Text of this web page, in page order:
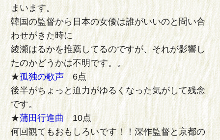
まいます。
韓国の監督から日本の女優は誰がいいのと問い合
わせがきた時に
綾瀬はるかを推薦してるのですが、それが影響し
たのかどうかは不明です。。
★孤独の歌声6点
後半がちょっと迫力がゆるくなった気がして残念
です。
★蒲田行進曲10点
何回観てもおもしろいです！！深作監督と京都の